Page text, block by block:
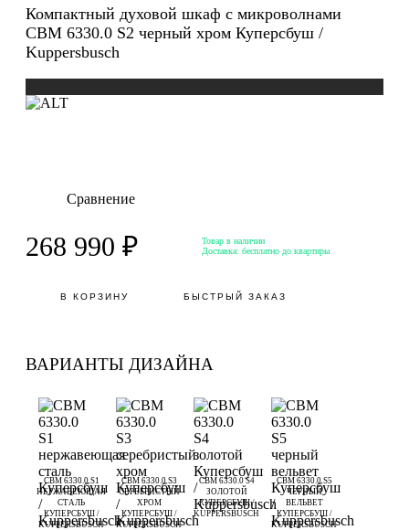
Компактный духовой шкаф с микроволнами
CBM 6330.0 S2 черный хром Куперсбуш /
Kuppersbusch
ВАРИАНТЫ ДИЗАЙНА
CBM 6330.0 S1
НЕРЖАВЕЮЩАЯ
СТАЛЬ
КУПЕРСБУШ /
KUPPERSBUSCH
CBM 6330.0 S3
СЕРЕБРИСТЫЙ
ХРОМ
КУПЕРСБУШ /
KUPPERSBUSCH
CBM 6330.0 S4
ЗОЛОТОЙ
КУПЕРСБУШ /
KUPPERSBUSCH
CBM 6330.0 S5
ЧЕРНЫЙ
ВЕЛЬВЕТ
КУПЕРСБУШ /
KUPPERSBUSCH
Сравнение
268 990 ₽
Товар в наличии
Доставка: бесплатно до квартиры
В КОРЗИНУ БЫСТРЫЙ ЗАКАЗ